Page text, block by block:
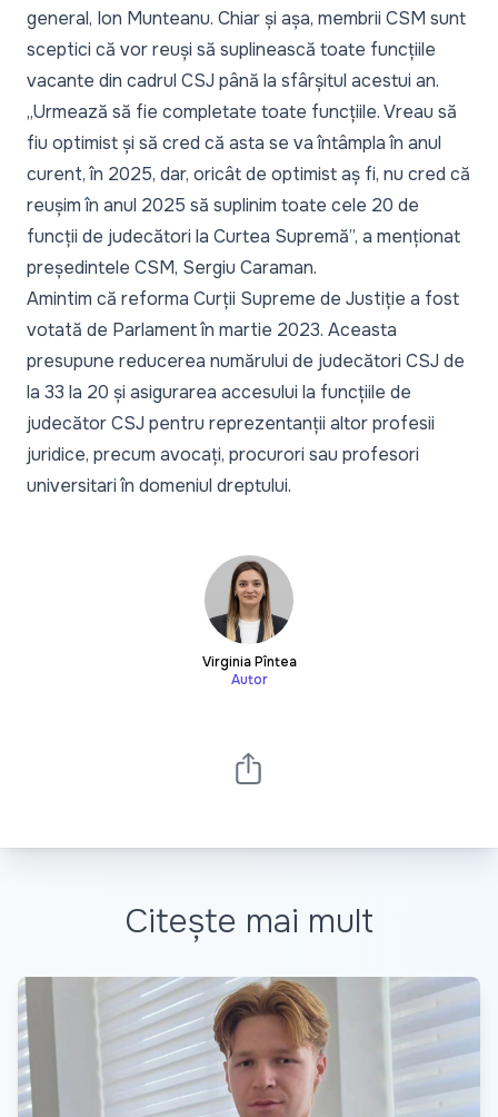
general, Ion Munteanu. Chiar și așa, membrii CSM sunt
sceptici că vor reuși să suplinească toate funcțiile
vacante din cadrul CSJ până la sfârșitul acestui an.
„Urmează să fie completate toate funcțiile. Vreau să
fiu optimist și să cred că asta se va întâmpla în anul
curent, în 2025, dar, oricât de optimist aș fi, nu cred că
reușim în anul 2025 să suplinim toate cele 20 de
funcții de judecători la Curtea Supremă”, a menționat
președintele CSM, Sergiu Caraman.
Amintim că reforma Curții Supreme de Justiție a fost
votată de Parlament în martie 2023. Aceasta
presupune reducerea numărului de judecători CSJ de
la 33 la 20 și asigurarea accesului la funcțiile de
judecător CSJ pentru reprezentanții altor profesii
juridice, precum avocați, procurori sau profesori
universitari în domeniul dreptului.
Virginia Pîntea
Autor
Citește mai mult